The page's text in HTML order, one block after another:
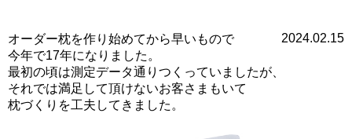
2024.02.15
オーダー枕を作り始めてから早いもので
今年で17年になりました。
最初の頃は測定データ通りつくっていましたが、
それでは満足して頂けないお客さまもいて
枕づくりを工夫してきました。